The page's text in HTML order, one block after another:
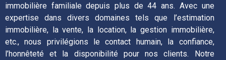
immobilière familiale depuis plus de 44 ans. Avec une
expertise dans divers domaines tels que l’estimation
immobilière, la vente, la location, la gestion immobilière,
etc., nous privilégions le contact humain, la confiance,
l’honnêteté et la disponibilité pour nos clients. Notre